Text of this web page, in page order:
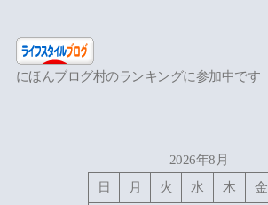
にほんブログ村のランキングに参加中です
2026年8月
日
月 火 水 木 金